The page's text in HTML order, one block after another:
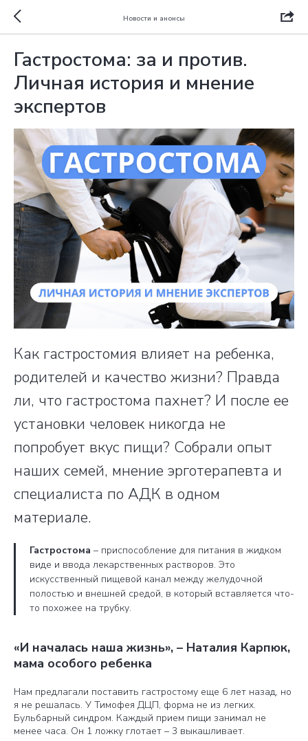
Новости и анонсы
Гастростома: за и против.
Личная история и мнение
экспертов
Как гастростомия влияет на ребенка,
родителей и качество жизни? Правда
ли, что гастростома пахнет? И после ее
установки человек никогда не
попробует вкус пищи? Собрали опыт
наших семей, мнение эрготерапевта и
специалиста по АДК в одном
материале.
Гастростома – приспособление для питания в жидком
виде и ввода лекарственных растворов. Это
искусственный пищевой канал между желудочной
полостью и внешней средой, в который вставляется что-
то похожее на трубку.
«И началась наша жизнь», – Наталия Карпюк,
мама особого ребенка
Нам предлагали поставить гастростому еще 6 лет назад, но
я не решалась. У Тимофея ДЦП, форма не из легких.
Бульбарный синдром. Каждый прием пищи занимал не
менее часа. Он 1 ложку глотает – 3 выкашливает.